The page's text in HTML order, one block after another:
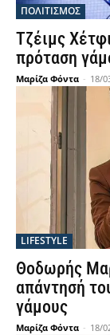
ΠΟΛΙΤΙΣΜΟΣ
Τζέιμς
πρόταση
Μαρίζα Φόντα - 18/
LIFESTYLE
Θοδωρής
απάντησή
γάμους
Μαρίζα Φόντα - 18/